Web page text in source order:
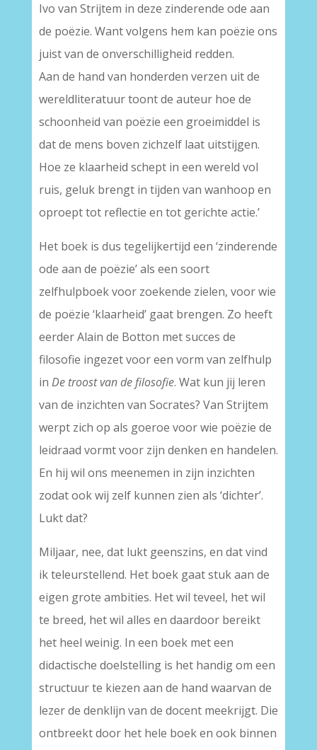
Ivo van Strijtem in deze zinderende ode aan
de poëzie. Want volgens hem kan poëzie ons
juist van de onverschilligheid redden.
Aan de hand van honderden verzen uit de
wereldliteratuur toont de auteur hoe de
schoonheid van poëzie een groeimiddel is
dat de mens boven zichzelf laat uitstijgen.
Hoe ze klaarheid schept in een wereld vol
ruis, geluk brengt in tijden van wanhoop en
oproept tot reflectie en tot gerichte actie.’
Het boek is dus tegelijkertijd een ‘zinderende
ode aan de poëzie’ als een soort
zelfhulpboek voor zoekende zielen, voor wie
de poëzie ‘klaarheid’ gaat brengen. Zo heeft
eerder Alain de Botton met succes de
filosofie ingezet voor een vorm van zelfhulp
in De troost van de filosofie. Wat kun jij leren
van de inzichten van Socrates? Van Strijtem
werpt zich op als goeroe voor wie poëzie de
leidraad vormt voor zijn denken en handelen.
En hij wil ons meenemen in zijn inzichten
zodat ook wij zelf kunnen zien als ‘dichter’.
Lukt dat?
Miljaar, nee, dat lukt geenszins, en dat vind
ik teleurstellend. Het boek gaat stuk aan de
eigen grote ambities. Het wil teveel, het wil
te breed, het wil alles en daardoor bereikt
het heel weinig. In een boek met een
didactische doelstelling is het handig om een
structuur te kiezen aan de hand waarvan de
lezer de denklijn van de docent meekrijgt. Die
ontbreekt door het hele boek en ook binnen